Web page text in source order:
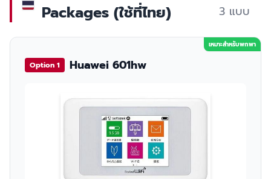
Packages (ใช้ที่ไทย)
3 แบบ
เหมาะสำหรับพกพา
Option 1 Huawei 601hw